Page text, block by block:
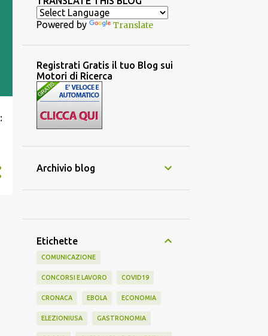
Powered by Translate
Registrati Gratis il tuo Blog sui
Motori di Ricerca
Archivio blog
Etichette
COMUNICAZIONE
CONCORSI E LAVORO COVID19
CRONACA EBOLA ECONOMIA
ELEZIONIUSA GASTRONOMIA